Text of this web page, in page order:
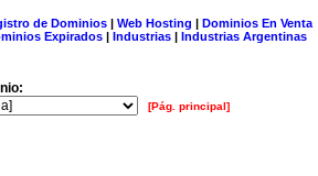
de Dominios| Web Hosting | Dominios En Venta
Expirados | Industrias | Industrias Argentinas
[Pág. principal]